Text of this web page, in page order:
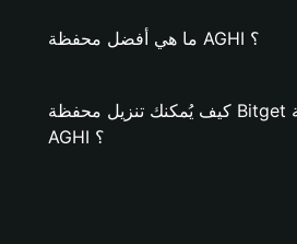
ما هي أفضل محفظة AGHI ؟
كيف يُمكنك تنزيل محفظة Bitget وإنشاء محفظة
AGHI ؟